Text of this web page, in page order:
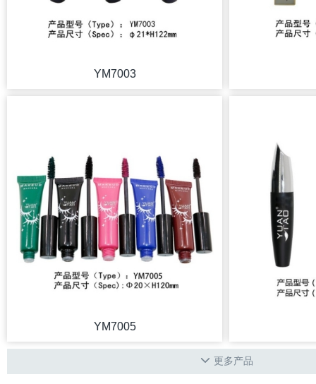
YM7003
YM7005
更多产品